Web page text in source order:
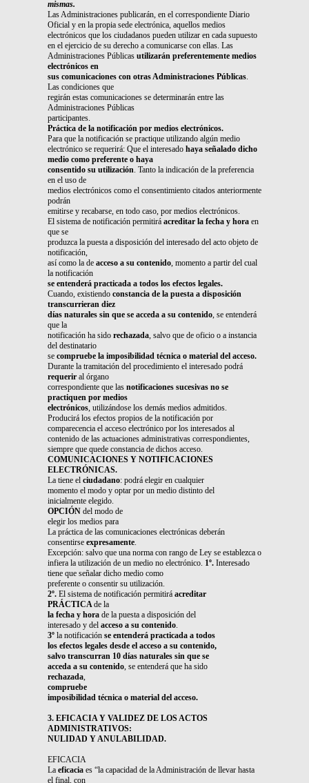
mismas.
Las Administraciones publicarán, en el correspondiente Diario
Oficial y en la propia sede electrónica, aquellos medios
electrónicos que los ciudadanos pueden utilizar en cada supuesto
en el ejercicio de su derecho a comunicarse con ellas. Las
Administraciones Públicas utilizarán preferentemente medios
electrónicos en
sus comunicaciones con otras Administraciones Públicas.
Las condiciones que
regirán estas comunicaciones se determinarán entre las
Administraciones Públicas
participantes.
Práctica de la notificación por medios electrónicos.
Para que la notificación se practique utilizando algún medio
electrónico se requerirá: Que el interesado haya señalado dicho
medio como preferente o haya
consentido su utilización. Tanto la indicación de la preferencia
en el uso de
medios electrónicos como el consentimiento citados anteriormente
podrán
emitirse y recabarse, en todo caso, por medios electrónicos.
El sistema de notificación permitirá acreditar la fecha y hora en
que se
produzca la puesta a disposición del interesado del acto objeto de
notificación,
así como la de acceso a su contenido, momento a partir del cual
la notificación
se entenderá practicada a todos los efectos legales.
Cuando, existiendo constancia de la puesta a disposición
transcurrieran diez
días naturales sin que se acceda a su contenido, se entenderá
que la
notificación ha sido rechazada, salvo que de oficio o a instancia
del destinatario
se compruebe la imposibilidad técnica o material del acceso.
Durante la tramitación del procedimiento el interesado podrá
requerir al órgano
correspondiente que las notificaciones sucesivas no se
practiquen por medios
electrónicos, utilizándose los demás medios admitidos.
Producirá los efectos propios de la notificación por
comparecencia el acceso electrónico por los interesados al
contenido de las actuaciones administrativas correspondientes,
siempre que quede constancia de dichos acceso.
COMUNICACIONES Y NOTIFICACIONES
ELECTRÓNICAS.
La tiene el ciudadano: podrá elegir en cualquier
momento el modo y optar por un medio distinto del
inicialmente elegido.
OPCIÓN del modo de
elegir los medios para
La práctica de las comunicaciones electrónicas deberán
consentirse expresamente.
Excepción: salvo que una norma con rango de Ley se establezca o
infiera la utilización de un medio no electrónico. 1º. Interesado
tiene que señalar dicho medio como
preferente o consentir su utilización.
2º. El sistema de notificación permitirá acreditar
PRÁCTICAde la
la fecha y hora de la puesta a disposición del
interesado y del acceso a su contenido.
3º la notificación se entenderá practicada a todos
los efectos legales desde el acceso a su contenido,
salvo transcurran 10 días naturales sin que se
acceda a su contenido, se entenderá que ha sido
rechazada,
compruebe
imposibilidad técnica o material del acceso.
3. EFICACIA Y VALIDEZ DE LOS ACTOS
ADMINISTRATIVOS:
NULIDAD Y ANULABILIDAD.
EFICACIA
La eficacia es “la capacidad de la Administración de llevar hasta
el final, con